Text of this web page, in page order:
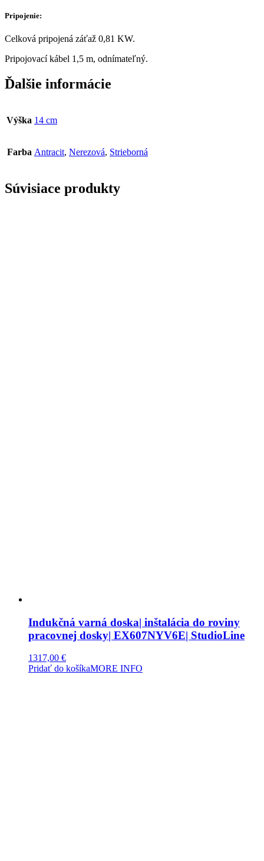
Pripojenie:
Celková pripojená záťaž 0,81 KW.
Pripojovací kábel 1,5 m, odnímateľný.
Ďalšie informácie
Výška 14 cm
Farba Antracit, Nerezová, Strieborná
Súvisiace produkty
Indukčná varná doska| inštalácia do roviny
pracovnej dosky| EX607NYV6E| StudioLine
1317,00 €
Pridať do košíkaMORE INFO